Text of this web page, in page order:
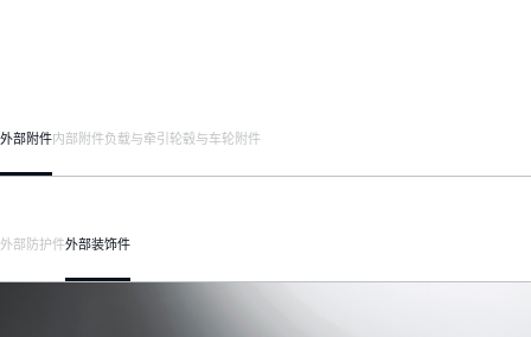
外部附件内部附件负载与牵引轮毂与车轮附件
外部防护件外部装饰件